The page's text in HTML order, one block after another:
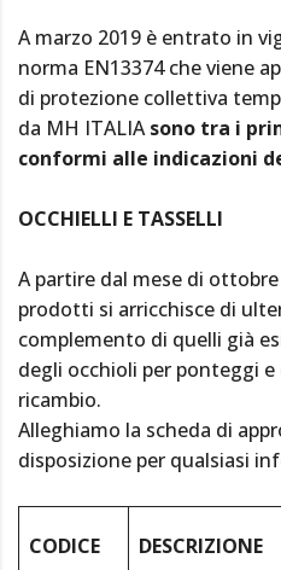
A marzo 2019 è entrato in
norma EN13374 che viene
di protezione collettiva
da MH ITALIAsono tra i
conformi alle indicazioni
OCCHIELLI E TASSELLI
A partire dal mese di
prodotti si arricchisce di
complemento di quelli già
degli occhioli per ponteggi
ricambio.
Alleghiamo la scheda di
disposizione per qualsiasi
CODICE DESCRIZIONE